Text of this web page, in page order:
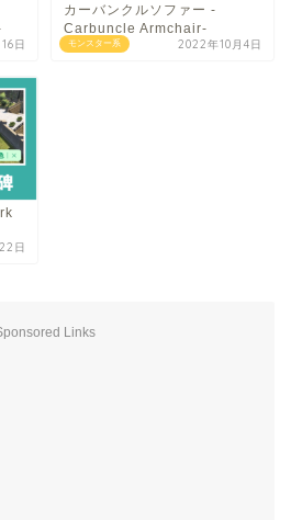
日 モンスター系
カーバンクルソファー -
Carbuncle Armchair-
2022年10月4日
日
Links